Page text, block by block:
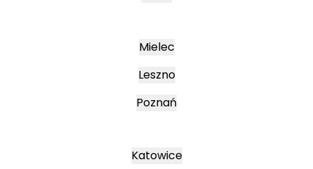
Mielec
Leszno
Poznań
Katowice